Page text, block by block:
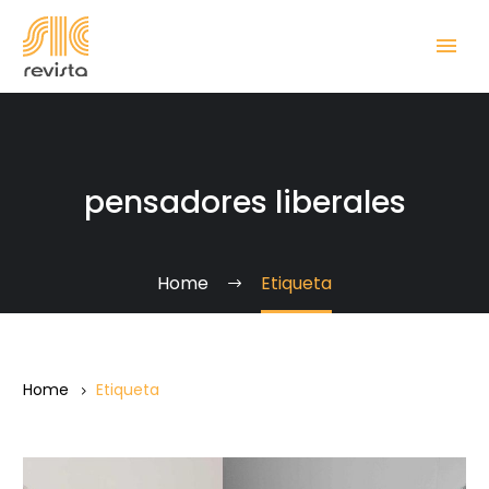
pensadores liberales
Home Etiqueta
Home Etiqueta